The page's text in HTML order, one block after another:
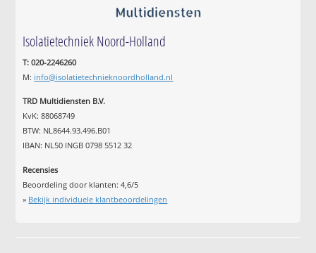
Isolatietechniek Noord-Holland
T: 020-2246260
M: info@isolatietechnieknoordholland.nl
TRD Multidiensten B.V.
KvK: 88068749
BTW: NL8644.93.496.B01
IBAN: NL50 INGB 0798 5512 32
Recensies
Beoordeling door klanten:4,6/5
» Bekijk individuele klantbeoordelingen